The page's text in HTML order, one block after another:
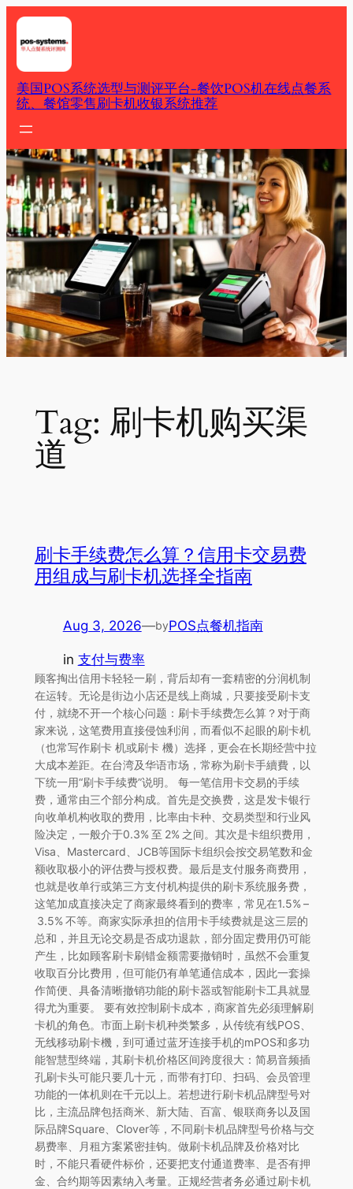
Skip
content
美国POS系统选型与测评平台-餐饮POS机在线点餐系
统、餐馆零售刷卡机收银系统推荐
Tag: 刷卡机购买渠
道
刷卡手续费怎么算？信用卡交易费
用组成与刷卡机选择全指南
Aug 3, 2026—byPOS点餐机指南
in 支付与费率
顾客掏出信用卡轻轻一刷，背后却有一套精密的分润机制
在运转。无论是街边小店还是线上商城，只要接受刷卡支
付，就绕不开一个核心问题：刷卡手续费怎么算？对于商
家来说，这笔费用直接侵蚀利润，而看似不起眼的刷卡机
（也常写作刷卡 机或刷卡 機）选择，更会在长期经营中拉
大成本差距。在台湾及华语市场，常称为刷卡手續費，以
下统一用“刷卡手续费”说明。 每一笔信用卡交易的手续
费，通常由三个部分构成。首先是交换费，这是发卡银行
向收单机构收取的费用，比率由卡种、交易类型和行业风
险决定，一般介于0.3% 至 2% 之间。其次是卡组织费用，
Visa、Mastercard、JCB等国际卡组织会按交易笔数和金
额收取极小的评估费与授权费。最后是支付服务商费用，
也就是收单行或第三方支付机构提供的刷卡系统服务费，
这笔加成直接决定了商家最终看到的费率，常见在1.5% –
3.5% 不等。商家实际承担的信用卡手续费就是这三层的
总和，并且无论交易是否成功退款，部分固定费用仍可能
产生，比如顾客刷卡刷错金额需要撤销时，虽然不会重复
收取百分比费用，但可能仍有单笔通信成本，因此一套操
作简便、具备清晰撤销功能的刷卡器或智能刷卡工具就显
得尤为重要。 要有效控制刷卡成本，商家首先必须理解刷
卡机的角色。市面上刷卡机种类繁多，从传统有线POS、
无线移动刷卡機，到可通过蓝牙连接手机的mPOS和多功
能智慧型终端，其刷卡机价格区间跨度很大：简易音频插
孔刷卡头可能只要几十元，而带有打印、扫码、会员管理
功能的一体机则在千元以上。若想进行刷卡机品牌型号对
比，主流品牌包括商米、新大陆、百富、银联商务以及国
际品牌Square、Clover等，不同刷卡机品牌型号价格与交
易费率、月租方案紧密挂钩。做刷卡机品牌及价格对比
时，不能只看硬件标价，还要把支付通道费率、是否有押
金、合约期等因素纳入考量。正规经营者务必通过刷卡机